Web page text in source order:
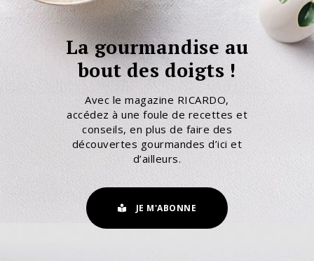
La gourmandise au
bout des doigts !
Avec le magazine RICARDO,
accédez à une foule de recettes et
conseils, en plus de faire des
découvertes gourmandes d’ici et
d’ailleurs.
JE M'ABONNE